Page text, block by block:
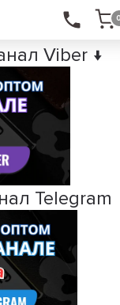
Viber ↓
Telegram